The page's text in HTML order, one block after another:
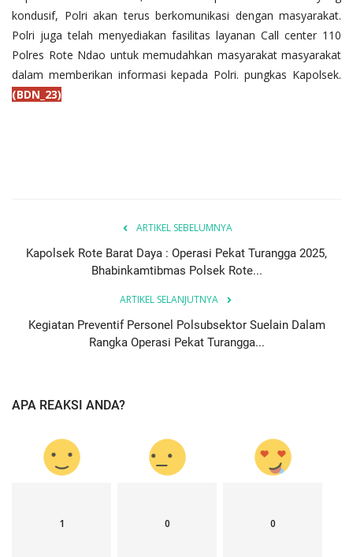
kondusif, Polri akan terus berkomunikasi dengan masyarakat.
Polri juga telah menyediakan fasilitas layanan Call center 110
Polres Rote Ndao untuk memudahkan masyarakat masyarakat
dalam memberikan informasi kepada Polri. pungkas Kapolsek.
(BDN_23)
ARTIKEL SEBELUMNYA
Kapolsek Rote Barat Daya : Operasi Pekat Turangga 2025,
Bhabinkamtibmas Polsek Rote...
ARTIKEL SELANJUTNYA
Kegiatan Preventif Personel Polsubsektor Suelain Dalam
Rangka Operasi Pekat Turangga...
APA REAKSI ANDA?
1 0 0